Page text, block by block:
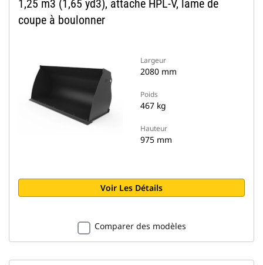
1,25 m3 (1,65 yd3), attache HPL-V, lame de
coupe à boulonner
Largeur
2080 mm
Poids
467 kg
Hauteur
975 mm
Voir Les Détails
Comparer des modèles